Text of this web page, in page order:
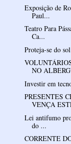
Exposição de
Paul...
Teatro Para
Ca...
Proteja-se do
NO
Investir em
PRESENTES
VENÇA
Lei antifumo
do ...
CORRENTE